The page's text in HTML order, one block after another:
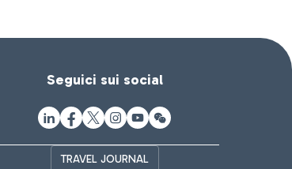
Seguici sui social
TRAVEL JOURNAL